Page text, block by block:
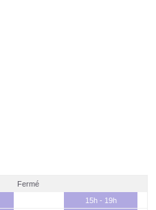
Fermé
15h - 19h